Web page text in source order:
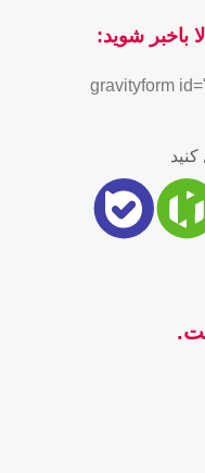
باخبر شوید:
[gravityform